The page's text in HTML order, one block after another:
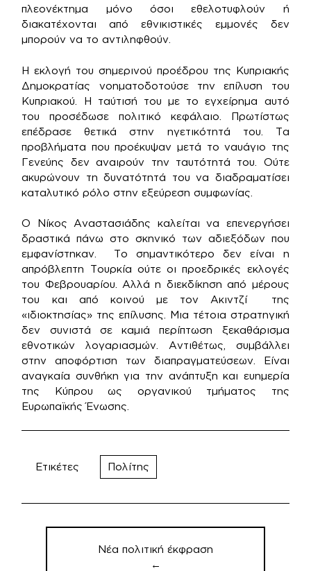
πλεονέκτημα μόνο όσοι εθελοτυφλούν ή
διακατέχονται από εθνικιστικές εμμονές δεν
μπορούν να το αντιληφθούν.
Η εκλογή του σημερινού προέδρου της Κυπριακής
Δημοκρατίας νοηματοδοτούσε την επίλυση του
Κυπριακού. Η ταύτισή του με το εγχείρημα αυτό
του προσέδωσε πολιτικό κεφάλαιο. Πρωτίστως
επέδρασε θετικά στην ηγετικότητά του. Τα
προβλήματα που προέκυψαν μετά το ναυάγιο της
Γενεύης δεν αναιρούν την ταυτότητά του. Ούτε
ακυρώνουν τη δυνατότητά του να διαδραματίσει
καταλυτικό ρόλο στην εξεύρεση συμφωνίας.
Ο Νίκος Αναστασιάδης καλείται να επενεργήσει
δραστικά πάνω στο σκηνικό των αδιεξόδων που
εμφανίστηκαν. Το σημαντικότερο δεν είναι η
απρόβλεπτη Τουρκία ούτε οι προεδρικές εκλογές
του Φεβρουαρίου. Αλλά η διεκδίκηση από μέρους
του και από κοινού με τον Ακιντζί της
«ιδιοκτησίας» της επίλυσης. Μια τέτοια στρατηγική
δεν συνιστά σε καμιά περίπτωση ξεκαθάρισμα
εθνοτικών λογαριασμών. Αντιθέτως, συμβάλλει
στην αποφόρτιση των διαπραγματεύσεων. Είναι
αναγκαία συνθήκη για την ανάπτυξη και ευημερία
της Κύπρου ως οργανικού τμήματος της
Ευρωπαϊκής Ένωσης.
Ετικέτες Πολίτης
Πλοήγηση
Νέα πολιτική έκφραση
←